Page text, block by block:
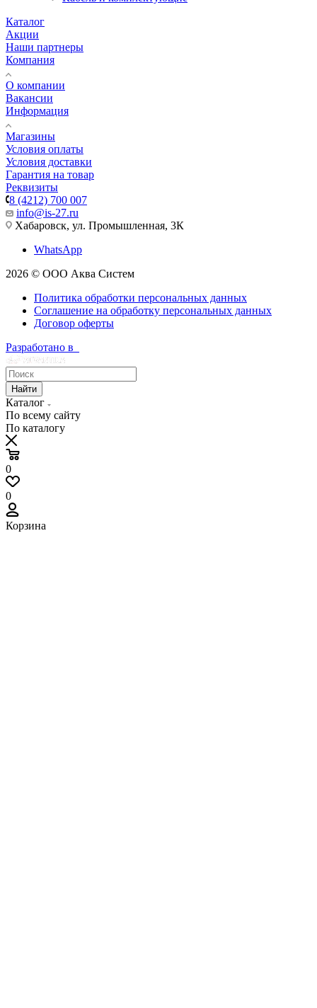
Каталог
Акции
Наши партнеры
Компания
О компании
Вакансии
Информация
Магазины
Условия оплаты
Условия доставки
Гарантия на товар
Реквизиты
8 (4212) 700 007
info@is-27.ru
Хабаровск, ул. Промышленная, 3К
WhatsApp
2026 © ООО Аква Систем
Политика обработки персональных данных
Соглашение на обработку персональных данных
Договор оферты
Разработано в
Найти
Каталог
По всему сайту
По каталогу
0
0
Корзина